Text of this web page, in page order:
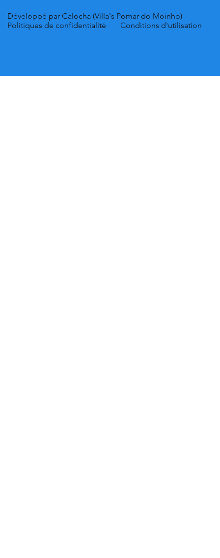
Développé par Galocha (Villa's Pomar do Moinho)
Politiques de confidentialité
Conditions d'utilisation